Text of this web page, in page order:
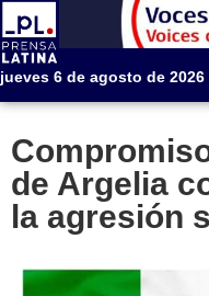
jueves 6 de agosto de 2026
de Argelia
la agresión